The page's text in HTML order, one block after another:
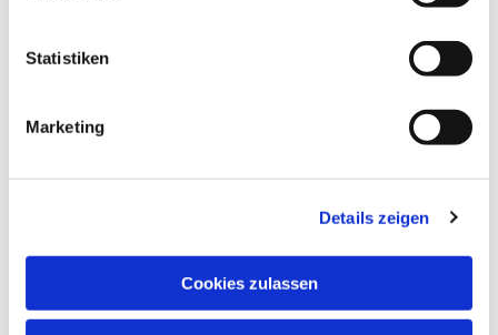
Statistiken
Marketing
Details zeigen
Cookies zulassen